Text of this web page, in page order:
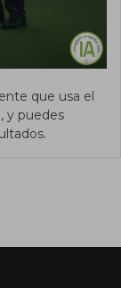
que usa el
y puedes